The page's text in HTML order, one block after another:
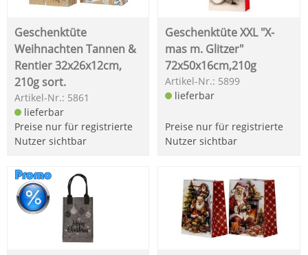
Geschenktüte
Weihnachten Tannen &
Rentier 32x26x12cm,
210g sort.
Artikel-Nr.: 5861
lieferbar
Preise nur für registrierte
Nutzer sichtbar
Geschenktüte XXL "X-
mas m. Glitzer"
72x50x16cm,210g
Artikel-Nr.: 5899
lieferbar
Preise nur für registrierte
Nutzer sichtbar